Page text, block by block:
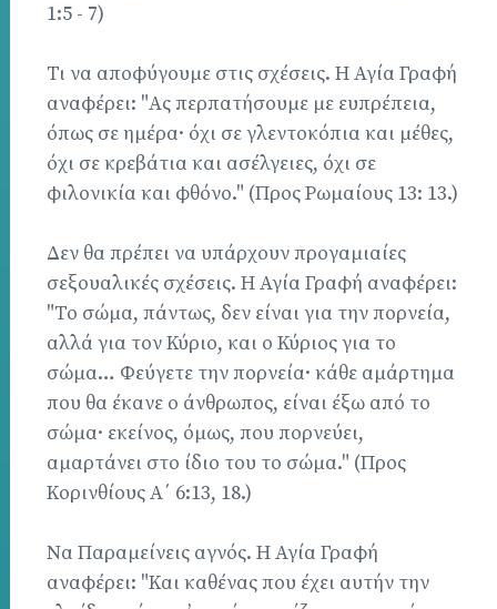
1:5 - 7)
Τι να αποφύγουμε στις σχέσεις. Η Αγία Γραφή
αναφέρει: "Ας περπατήσουμε με ευπρέπεια,
όπως σε ημέρα· όχι σε γλεντοκόπια και μέθες,
όχι σε κρεβάτια και ασέλγειες, όχι σε
φιλονικία και φθόνο." (Προς Ρωμαίους 13: 13.)
Δεν θα πρέπει να υπάρχουν προγαμιαίες
σεξουαλικές σχέσεις. Η Αγία Γραφή αναφέρει:
"Το σώμα, πάντως, δεν είναι για την πορνεία,
αλλά για τον Κύριο, και ο Κύριος για το
σώμα… Φεύγετε την πορνεία· κάθε αμάρτημα
που θα έκανε ο άνθρωπος, είναι έξω από το
σώμα· εκείνος, όμως, που πορνεύει,
αμαρτάνει στο ίδιο του το σώμα." (Προς
Κορινθίους Α΄ 6:13, 18.)
Να Παραμείνεις αγνός. Η Αγία Γραφή
αναφέρει: "Και καθένας που έχει αυτήν την